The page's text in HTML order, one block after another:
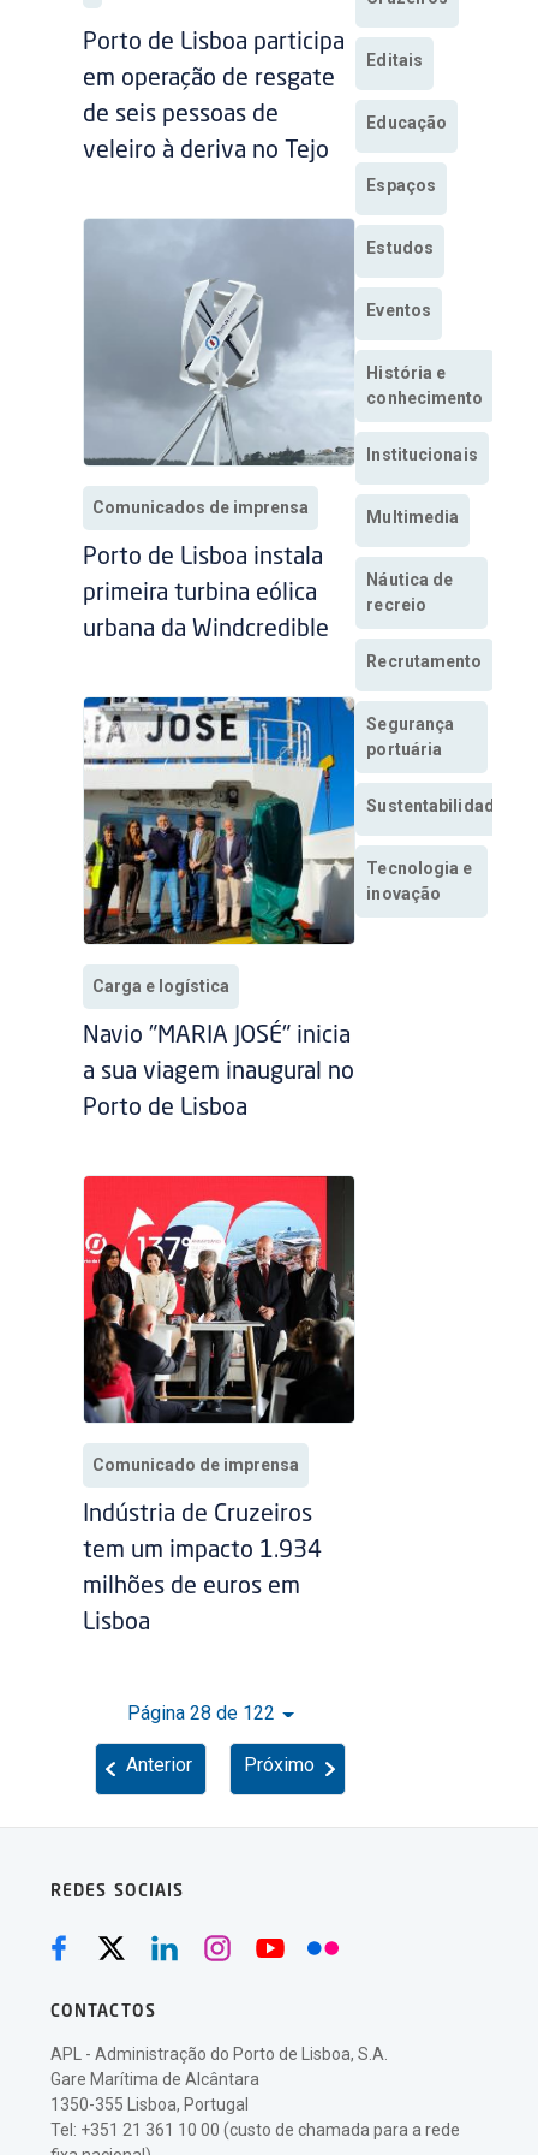
Porto de Lisboa participa
em operação de resgate
de seis pessoas de
veleiro à deriva no Tejo
Comunicados de imprensa
Porto de Lisboa instala
primeira turbina eólica
urbana da Windcredible
Carga e logística
Navio "MARIA JOSÉ" inicia
a sua viagem inaugural no
Porto de Lisboa
Comunicado de imprensa
Indústria de Cruzeiros
tem um impacto 1.934
milhões de euros em
Lisboa
Página 28 de 122
Anterior Próximo
Editais
Educação
Espaços
Estudos
Eventos
História e
conhecimento
Institucionais
Multimedia
Náutica de
recreio
Recrutamento
Segurança
portuária
Sustentabilidade
Tecnologia e
inovação
REDES SOCIAIS
CONTACTOS
APL - Administração do Porto de Lisboa, S.A.
Gare Marítima de Alcântara
1350-355 Lisboa, Portugal
Tel: +351 21 361 10 00 (custo de chamada para a rede